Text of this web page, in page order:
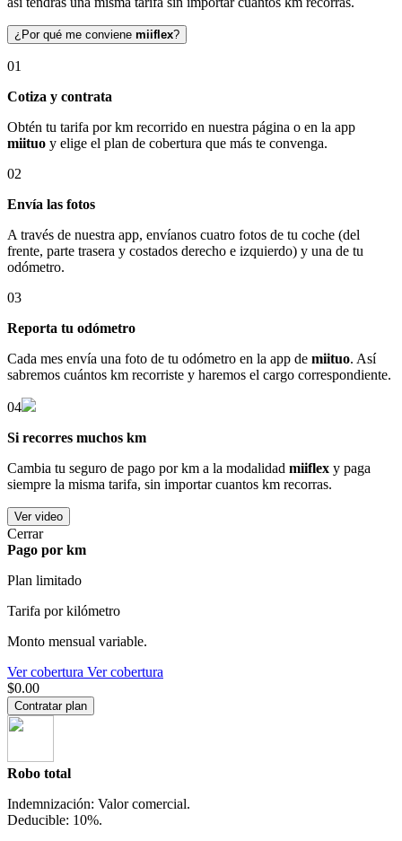
¿Por qué me conviene miiflex?
01
Cotiza y contrata
Obtén tu tarifa por km recorrido en nuestra página o en la app
miituo y elige el plan de cobertura que más te convenga.
02
Envía las fotos
A través de nuestra app, envíanos cuatro fotos de tu coche (del
frente, parte trasera y costados derecho e izquierdo) y una de tu
odómetro.
03
Reporta tu odómetro
Cada mes envía una foto de tu odómetro en la app de miituo. Así
sabremos cuántos km recorriste y haremos el cargo correspondiente.
04
Si recorres muchos km
Cambia tu seguro de pago por km a la modalidad miiflex y paga
siempre la misma tarifa, sin importar cuantos km recorras.
Ver video
Cerrar
Pago por km
Plan limitado
Tarifa por kilómetro
Monto mensual variable.
Ver cobertura Ver cobertura
$0.00
Contratar plan
Robo total
Indemnización: Valor comercial.
Deducible: 10%.